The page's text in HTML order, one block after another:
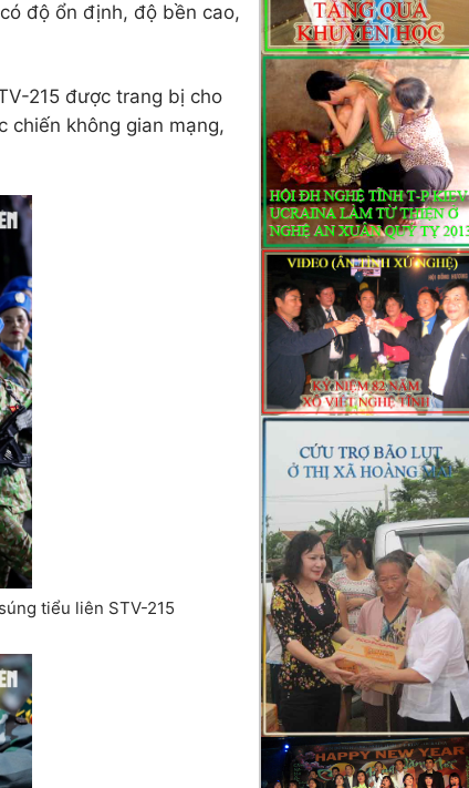
độ ổn định, độ bền cao,
215 được trang bị cho
chiến không gian mạng,
tiểu liên STV-215